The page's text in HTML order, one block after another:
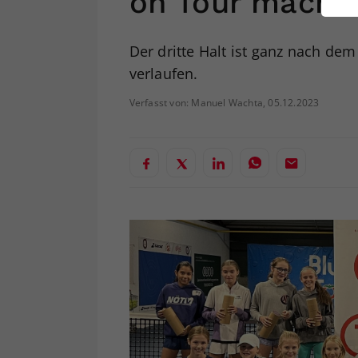
Der dritte Halt ist ganz nach
verlaufen.
Verfasst von: Manuel Wachta, 05.12.2023